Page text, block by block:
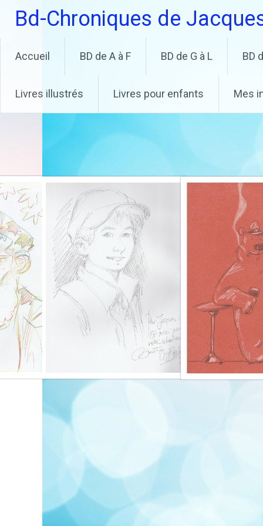
contenu
Bd-Chroniques de
Accueil BD de A à F BD de G à L BD
Livres illustrés Livres pour enfants Mes